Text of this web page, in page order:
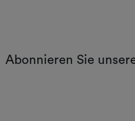
Abonnieren Sie